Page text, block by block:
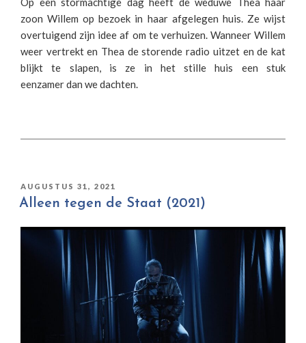
zoon Willem op bezoek in haar afgelegen huis. Ze wijst
overtuigend zijn idee af om te verhuizen. Wanneer Willem
weer vertrekt en Thea de storende radio uitzet en de kat
blijkt te slapen, is ze in het stille huis een stuk
eenzamer dan we dachten.
GEPLAATST
OP
AUGUSTUS 31, 2021
Alleen tegen de Staat (2021)